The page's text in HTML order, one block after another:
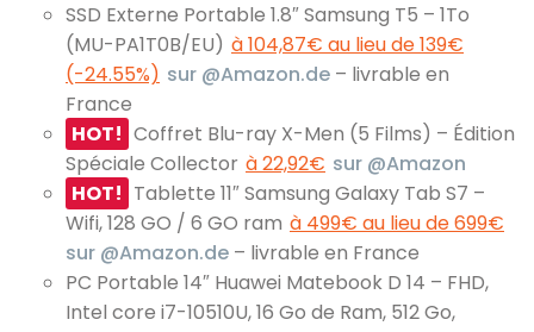
SSD Externe Portable 1.8″ Samsung T5 – 1To
(MU-PA1T0B/EU) à 104,87€ au lieu de 139€
(-24.55%) sur @Amazon.de – livrable en
France
HOT! Coffret Blu-ray X-Men (5 Films) – Édition
Spéciale Collector à 22,92€ sur @Amazon
HOT! Tablette 11″ Samsung Galaxy Tab S7 –
Wifi, 128 GO / 6 GO ram à 499€ au lieu de 699€
sur @Amazon.de – livrable en France
PC Portable 14″ Huawei Matebook D 14 – FHD,
Intel core i7-10510U, 16 Go de Ram, 512 Go,